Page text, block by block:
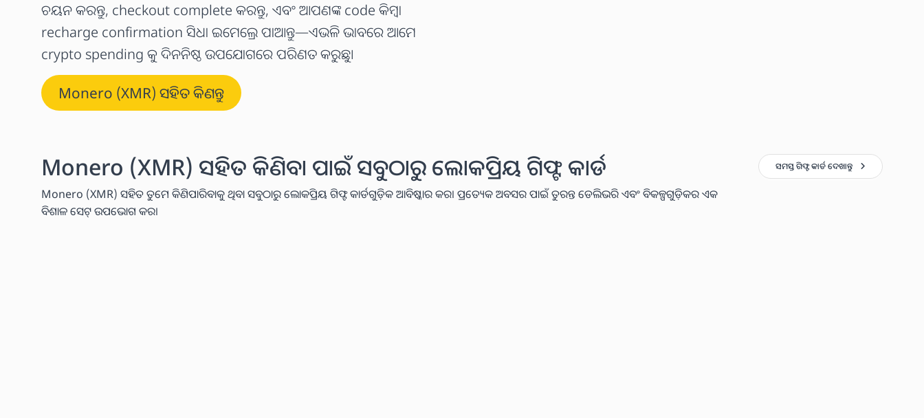
ଚୟନ କରନ୍ତୁ, checkout complete କରନ୍ତୁ, ଏବଂ ଆପଣଙ୍କ code କିମ୍ବା
recharge confirmation ସିଧା ଇମେଲ୍ରେ ପାଆନ୍ତୁ—ଏଭଳି ଭାବରେ ଆମେ
crypto spending କୁ ଦିନନିଷ୍ଠ ଉପଯୋଗରେ ପରିଣତ କରୁଛୁ।
Monero (XMR) ସହିତ କିଣନ୍ତୁ
Monero (XMR) ସହିତ କିଣିବା ପାଇଁ ସବୁଠାରୁ ଲୋକପ୍ରିୟ ଗିଫ୍ଟ କାର୍ଡ
Monero (XMR) ସହିତ ତୁମେ କିଣିପାରିବାକୁ ଥିବା ସବୁଠାରୁ ଲୋକପ୍ରିୟ ଗିଫ୍ଟ କାର୍ଡଗୁଡ଼ିକ ଆବିଷ୍କାର କର। ପ୍ରତ୍ୟେକ ଅବସର ପାଇଁ ତୁରନ୍ତ ଡେଲିଭରି ଏବଂ ବିକଳ୍ପଗୁଡ଼ିକର ଏକ
ବିଶାଳ ସେଟ୍ ଉପଭୋଗ କର।
ସମସ୍ତ ଗିଫ୍ଟ କାର୍ଡ ଦେଖାନ୍ତୁ